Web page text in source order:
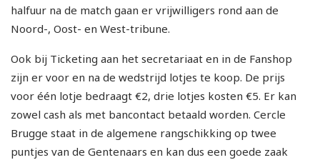
halfuur na de match gaan er vrijwilligers rond aan de
Noord-, Oost- en West-tribune.
Ook bij Ticketing aan het secretariaat en in de Fanshop
zijn er voor en na de wedstrijd lotjes te koop. De prijs
voor één lotje bedraagt €2, drie lotjes kosten €5. Er kan
zowel cash als met bancontact betaald worden. Cercle
Brugge staat in de algemene rangschikking op twee
puntjes van de Gentenaars en kan dus een goede zaak